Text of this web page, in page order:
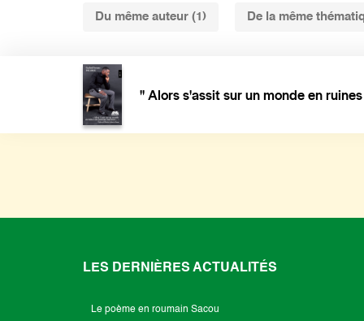
Du même auteur (1) De la même
" Alors s'assit sur un monde en
LES DERNIÈRES ACTUALITÉS
Le poème en roumain Sacou